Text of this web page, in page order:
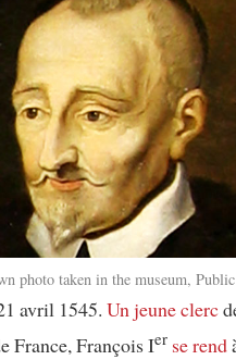
photo taken in the museum,
avril 1545. Un jeune clerc
France, François Ier se rend